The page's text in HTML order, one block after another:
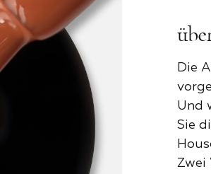
Die
Und
Sie
Zwei
FürZum
Rezension zum
Zum